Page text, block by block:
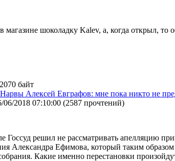
магазине шоколадку Kalev, а, когда открыл,
байт
Алексей Евграфов: мне пока никто не
06/2018 07:10:00 (2587 прочтений)
Госсуд решил не рассматривать апелляцию
Александра Ефимова, который таким
Какие именно перестановки